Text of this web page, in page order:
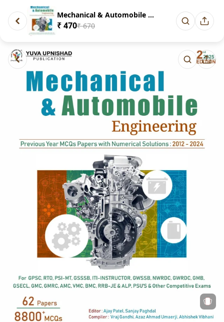
Mechanical & Automobile Engine...
₹ 470₹ 670